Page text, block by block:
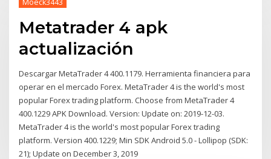
Moeck3443
Metatrader 4 apk
actualización
Descargar MetaTrader 4 400.1179. Herramienta financiera para
operar en el mercado Forex. MetaTrader 4 is the world's most
popular Forex trading platform. Choose from MetaTrader 4
400.1229 APK Download. Version: Update on: 2019-12-03.
MetaTrader 4 is the world's most popular Forex trading
platform. Version 400.1229; Min SDK Android 5.0 - Lollipop (SDK:
21); Update on December 3, 2019